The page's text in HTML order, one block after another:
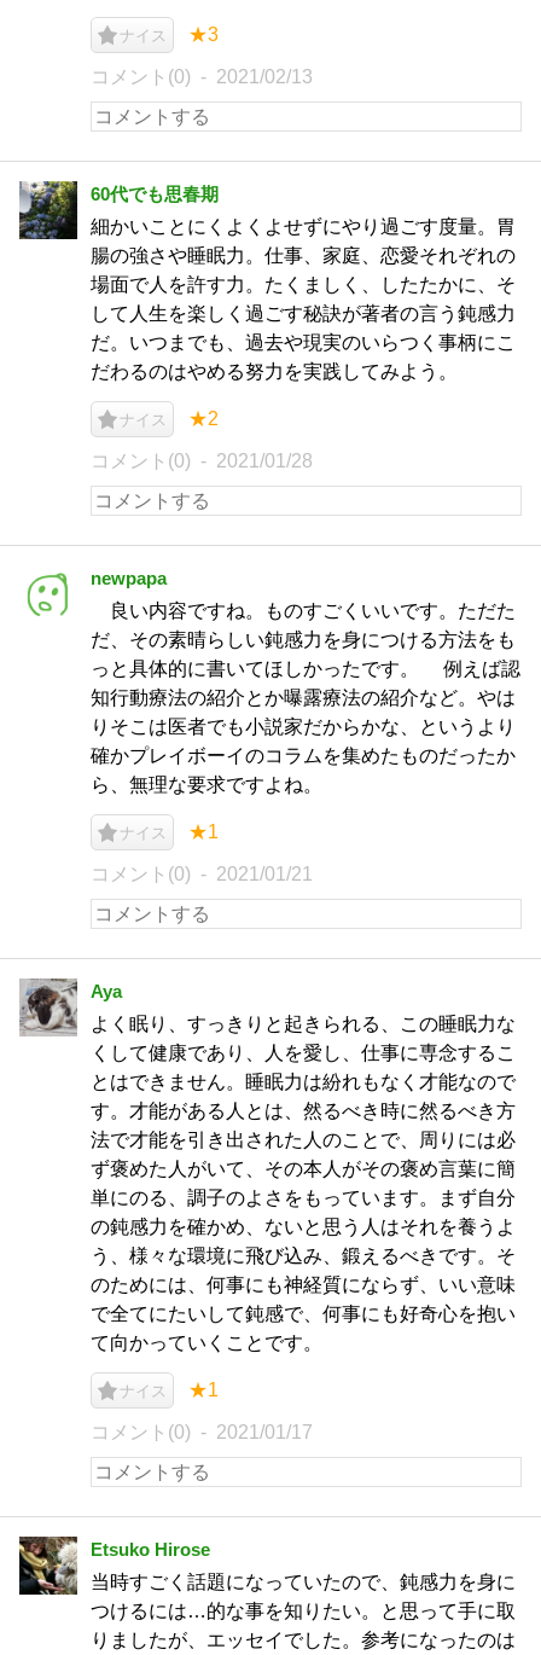
ナイス ★3
コメント(0) 2021/02/13
60代でも思春期
細かいことにくよくよせずにやり過ごす度量。胃
腸の強さや睡眠力。仕事、家庭、恋愛それぞれの
場面で人を許す力。たくましく、したたかに、そ
して人生を楽しく過ごす秘訣が著者の言う鈍感力
だ。いつまでも、過去や現実のいらつく事柄にこ
だわるのはやめる努力を実践してみよう。
ナイス ★2
コメント(0) 2021/01/28
newpapa
良い内容ですね。ものすごくいいです。ただた
だ、その素晴らしい鈍感力を身につける方法をも
っと具体的に書いてほしかったです。 例えば認
知行動療法の紹介とか曝露療法の紹介など。やは
りそこは医者でも小説家だからかな、というより
確かプレイボーイのコラムを集めたものだったか
ら、無理な要求ですよね。
ナイス ★1
コメント(0) 2021/01/21
Aya
よく眠り、すっきりと起きられる、この睡眠力な
くして健康であり、人を愛し、仕事に専念するこ
とはできません。睡眠力は紛れもなく才能なので
す。才能がある人とは、然るべき時に然るべき方
法で才能を引き出された人のことで、周りには必
ず褒めた人がいて、その本人がその褒め言葉に簡
単にのる、調子のよさをもっています。まず自分
の鈍感力を確かめ、ないと思う人はそれを養うよ
う、様々な環境に飛び込み、鍛えるべきです。そ
のためには、何事にも神経質にならず、いい意味
で全てにたいして鈍感で、何事にも好奇心を抱い
て向かっていくことです。
ナイス ★1
コメント(0) 2021/01/17
Etsuko Hirose
当時すごく話題になっていたので、鈍感力を身に
つけるには…的な事を知りたい。と思って手に取
りましたが、エッセイでした。参考になったのは